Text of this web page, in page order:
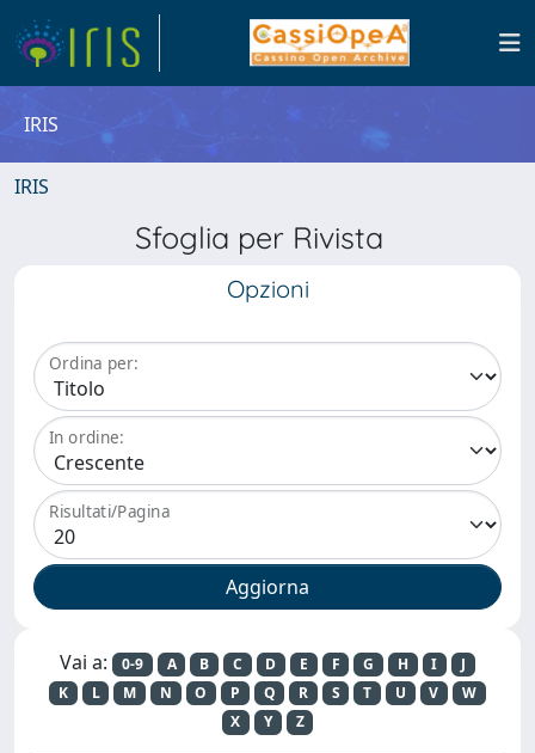
IRIS
IRIS
Sfoglia per Rivista
Opzioni
Ordina per:
In ordine:
Risultati/Pagina
Vai a: 0-9 A B C D E F G H I
J
K
L M N O P Q R S T U V
W
X
Y Z